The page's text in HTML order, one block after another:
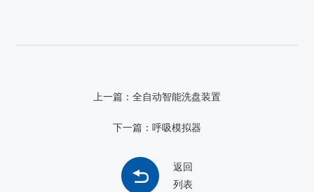
上一篇：全自动智能洗盘装置
下一篇：呼吸模拟器
返回
列表